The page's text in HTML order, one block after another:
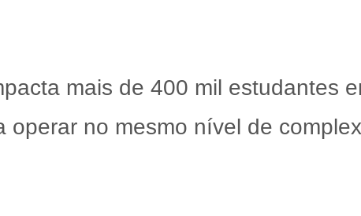
mais de 400 mil estudantes
operar no mesmo nível de